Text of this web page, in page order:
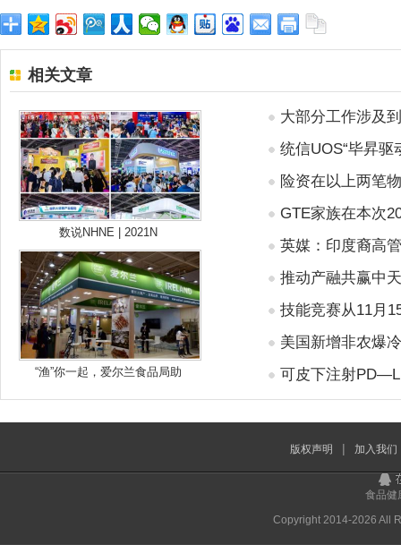
相关文章
数说NHNE | 2021N
“渔”你一起，爱尔兰食品局助
大部分工作涉及
统信UOS“毕昇驱
险资在以上两笔
GTE家族在本次
英媒：印度裔高
推动产融共赢中
技能竞赛从11月
美国新增非农爆
可皮下注射
版权声明 | 加入我们
食品
Copyright 2014-2026 All